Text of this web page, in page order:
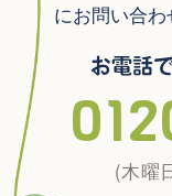
にお問い合わ
お電話
(木曜